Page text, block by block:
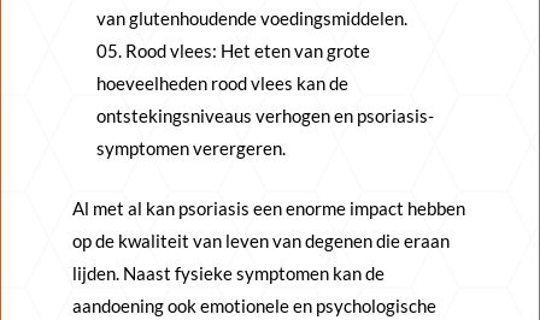
van glutenhoudende voedingsmiddelen.
Rood vlees: Het eten van grote
hoeveelheden rood vlees kan de
ontstekingsniveaus verhogen en psoriasis-
symptomen verergeren.
Al met al kan psoriasis een enorme impact hebben
op de kwaliteit van leven van degenen die eraan
lijden. Naast fysieke symptomen kan de
aandoening ook emotionele en psychologische